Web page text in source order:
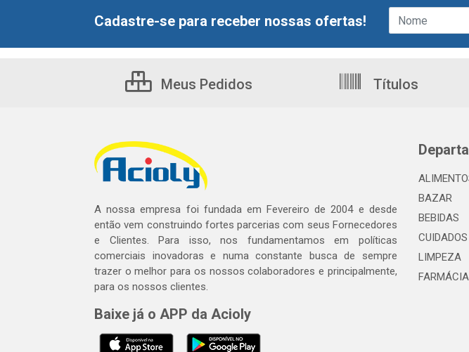
Cadastre-se para receber nossas ofertas!
Meus Pedidos Títulos
A nossa empresa foi fundada em Fevereiro de 2004 e desde
então vem construindo fortes parcerias com seus Fornecedores
e Clientes. Para isso, nos fundamentamos em políticas
comerciais inovadoras e numa constante busca de sempre
trazer o melhor para os nossos colaboradores e principalmente,
para os nossos clientes.
Baixe já o APP da Acioly
BAZAR
BEBIDAS
LIMPEZA
FARMÁCIA